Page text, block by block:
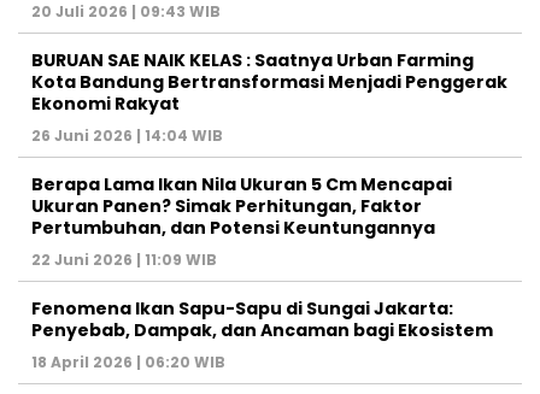
20 Juli 2026 | 09:43 WIB
BURUAN SAE NAIK KELAS : Saatnya Urban Farming
Kota Bandung Bertransformasi Menjadi Penggerak
Ekonomi Rakyat
26 Juni 2026 | 14:04 WIB
Berapa Lama Ikan Nila Ukuran 5 Cm Mencapai
Ukuran Panen? Simak Perhitungan, Faktor
Pertumbuhan, dan Potensi Keuntungannya
22 Juni 2026 | 11:09 WIB
Fenomena Ikan Sapu-Sapu di Sungai Jakarta:
Penyebab, Dampak, dan Ancaman bagi Ekosistem
18 April 2026 | 06:20 WIB